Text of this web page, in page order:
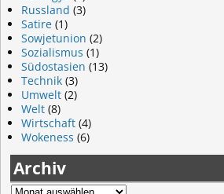
Russland (3)
Satire (1)
Sowjetunion (2)
Sozialismus (1)
Südostasien (13)
Technik (3)
Umwelt (2)
Welt (8)
Wirtschaft (4)
Wokeness (6)
Archiv